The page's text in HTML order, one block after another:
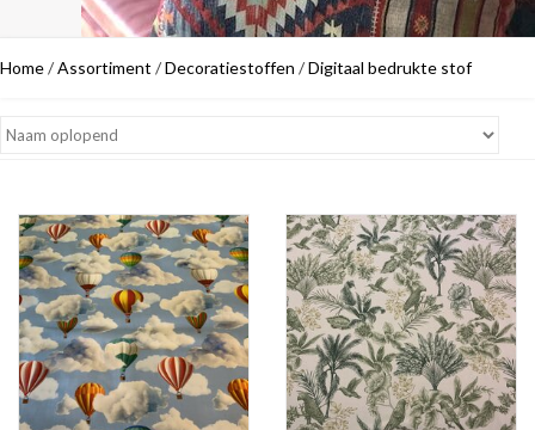
Home/Assortiment /Decoratiestoffen /Digitaal bedrukte stof